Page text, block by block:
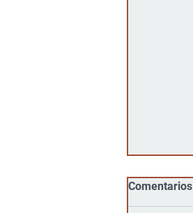
Comentarios